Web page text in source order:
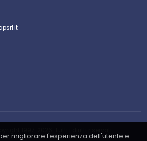
migliorare l'esperienza dell'utente e